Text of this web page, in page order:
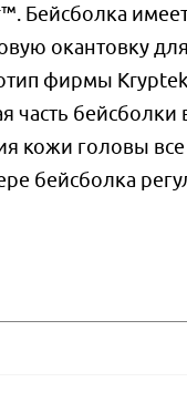
Бейсболка
окантовку
фирмы
часть
кожи головы
бейсболка